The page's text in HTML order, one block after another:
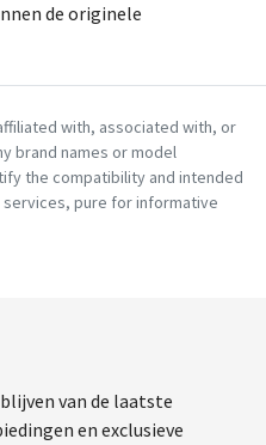
de originele
with, associated with, or
brand names or model
the compatibility and intended
pure for informative
van de laatste
en exclusieve